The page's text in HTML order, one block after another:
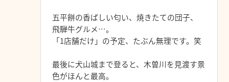
五平餅の香ばしい匂い、焼きたての団子、
飛騨牛グルメ…。
「1店舗だけ」の予定、たぶん無理です。笑
最後に犬山城まで登ると、木曽川を見渡す景
色がほんと最高。